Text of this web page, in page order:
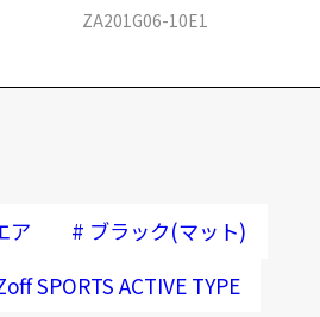
ZA201G06-10E1
ア # ブラック(マット)
SPORTS ACTIVE TYPE